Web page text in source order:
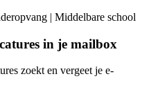
| Middelbare school
in je mailbox
zoekt en vergeet je e-